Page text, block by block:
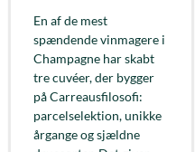
En af de mest
spændende vinmagere i
Champagne har skabt
tre cuvéer, der bygger
på Carreausfilosofi:
parcelselektion, unikke
årgange og sjældne